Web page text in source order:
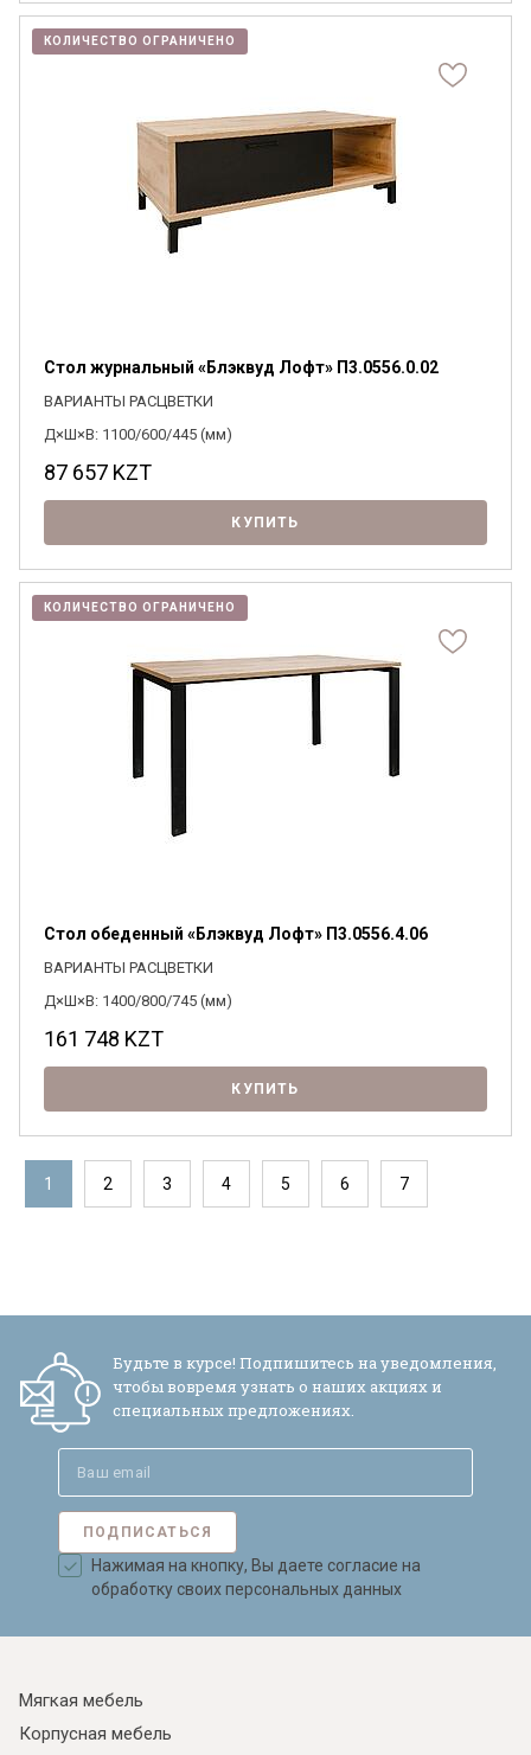
КОЛИЧЕСТВО ОГРАНИЧЕНО
Стол журнальный «Блэквуд Лофт» П3.0556.0.02
ВАРИАНТЫ РАСЦВЕТКИ
Д×Ш×В: 1100/600/445 (мм)
87 657 KZT
КУПИТЬ
КОЛИЧЕСТВО ОГРАНИЧЕНО
Стол обеденный «Блэквуд Лофт» П3.0556.4.06
ВАРИАНТЫ РАСЦВЕТКИ
Д×Ш×В: 1400/800/745 (мм)
161 748 KZT
КУПИТЬ
1 2 3 4 5 6 7
Будьте в курсе! Подпишитесь на уведомления,
чтобы вовремя узнать о наших акциях и
специальных предложениях.
ПОДПИСАТЬСЯ
Нажимая на кнопку, Вы даете согласие на
обработку своих персональных данных
Мягкая мебель
Корпусная мебель